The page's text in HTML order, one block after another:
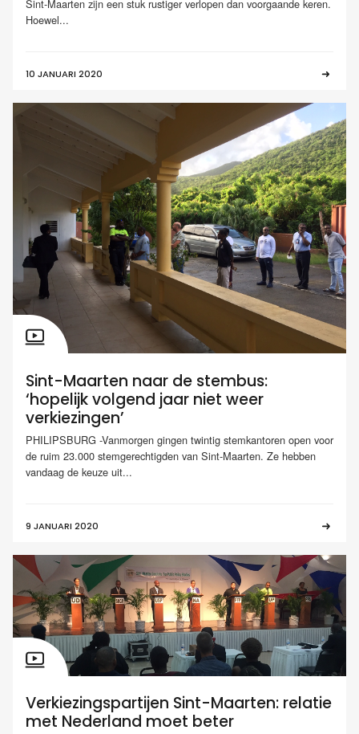
Sint-Maarten zijn een stuk rustiger verlopen dan voorgaande keren.
Hoewel...
10 JANUARI 2020
Sint-Maarten naar de stembus:
‘hopelijk volgend jaar niet weer
verkiezingen’
PHILIPSBURG -Vanmorgen gingen twintig stemkantoren open voor
de ruim 23.000 stemgerechtigden van Sint-Maarten. Ze hebben
vandaag de keuze uit...
9 JANUARI 2020
Verkiezingspartijen Sint-Maarten: relatie
met Nederland moet beter